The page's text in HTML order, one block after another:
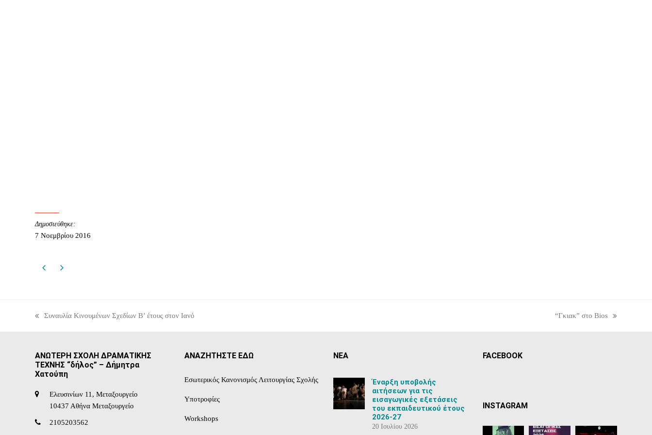
Δημοσιεύθηκε:
7 Νοεμβρίου 2016
Συναυλία Κινουμένων Σχεδίων Β’ έτους στον Ιανό “Γκιακ” στο Bios
ΑΝΩΤΕΡΗ ΣΧΟΛΗ ΔΡΑΜΑΤΙΚΗΣ
ΤΕΧΝΗΣ “δήλος” – Δήμητρα
Χατούπη
Ελευσινίων 11, Μεταξουργείο
10437 Αθήνα Μεταξουργείο
2105203562
ΑΝΑΖΗΤΗΣΤΕ ΕΔΩ
Εσωτερικός Κανονισμός Λειτουργίας Σχολής
Υποτροφίες
Workshops
ΝΕΑ
Έναρξη υποβολής
αιτήσεων για τις
εισαγωγικές εξετάσεις
του εκπαιδευτικού έτους
2026-27
20 Ιουλίου 2026
FACEBOOK
INSTAGRAM